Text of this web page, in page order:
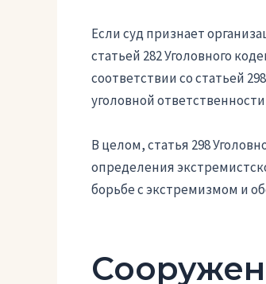
Если суд признает
статьей 282 Уголовного
соответствии со статьей
уголовной
В целом, статья 298
определения
борьбе с экстремизмом и